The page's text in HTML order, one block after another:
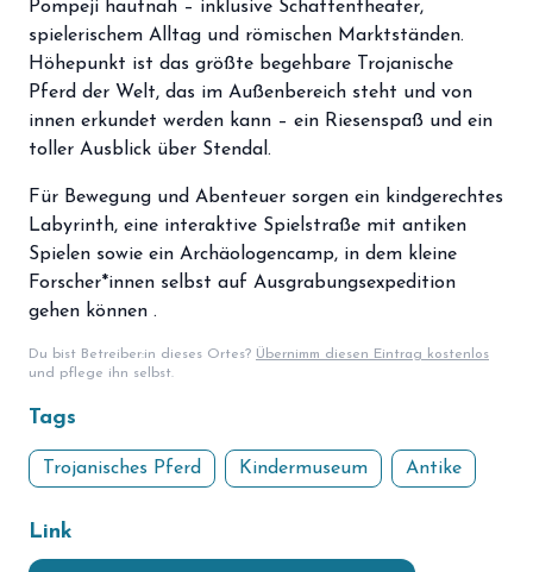
groups Entdecker Crew
login Anmelden / Registrieren
Pompeji hautnah – inklusive Schattentheater,
spielerischem Alltag und römischen Marktständen.
Höhepunkt ist das größte begehbare Trojanische
Pferd der Welt, das im Außenbereich steht und von
innen erkundet werden kann – ein Riesenspaß und ein
toller Ausblick über Stendal.
Für Bewegung und Abenteuer sorgen ein kindgerechtes
Labyrinth, eine interaktive Spielstraße mit antiken
Spielen sowie ein Archäologencamp, in dem kleine
Forscher*innen selbst auf Ausgrabungsexpedition
gehen können .
Du bist Betreiber:in dieses Ortes? Übernimm diesen Eintrag kostenlos
und pflege ihn selbst.
Tags
Trojanisches Pferd Kindermuseum Antike
Link